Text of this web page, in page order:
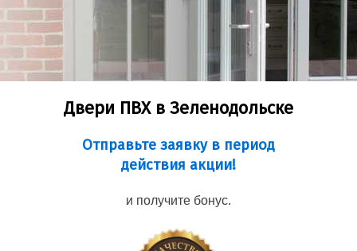
Двери ПВХ в Зеленодольске
Отправьте заявку в период
действия акции!
и получите бонус.